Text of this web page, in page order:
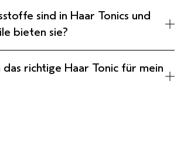
sind in Haar Tonics und
bieten sie?
richtige Haar Tonic für mein